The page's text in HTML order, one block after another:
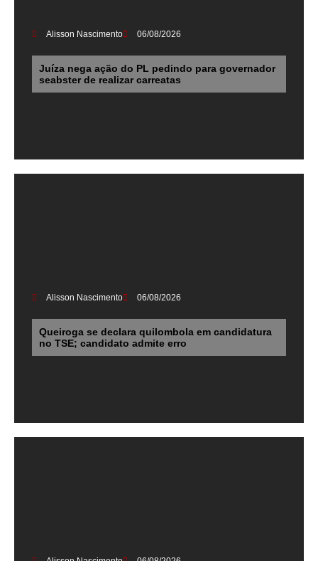
Alisson Nascimento 06/08/2026
Juíza nega ação do PL pedindo para governador
seabster de realizar carreatas
Alisson Nascimento 06/08/2026
Queiroga se declara quilombola em candidatura
no TSE; candidato admite erro